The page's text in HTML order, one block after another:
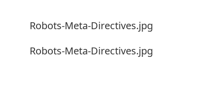
Robots-Meta-Directives.jpg
Robots-Meta-Directives.jpg